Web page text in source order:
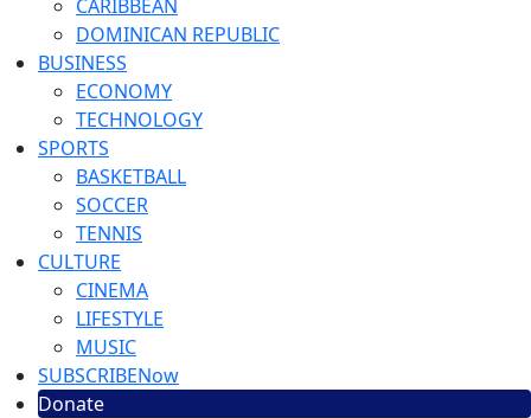
CARIBBEAN
DOMINICAN REPUBLIC
BUSINESS
ECONOMY
TECHNOLOGY
SPORTS
BASKETBALL
SOCCER
TENNIS
CULTURE
CINEMA
LIFESTYLE
MUSIC
SUBSCRIBENow
Donate